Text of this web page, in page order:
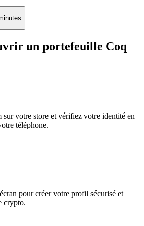
un portefeuille Coq
votre store et vérifiez votre identité en
téléphone.
pour créer votre profil sécurisé et
crypto.